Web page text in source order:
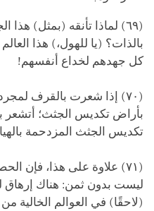
(٦٩) لماذا تأنقه (بمثل) هذا
بالذات؟ (يا للهول،) هذا
كل جهدهم لخداع أنفسهم!
(٧٠) إذا شعرت بالقرف
بأراض تكديس الجثث؛ أتشعر
تكديس الجثث المزدحمة
(٧١) علاوة على هذا، فإن
ليست بدون ثمن: هناك إرهاق
(لاحقًا) في العوالم الخالية